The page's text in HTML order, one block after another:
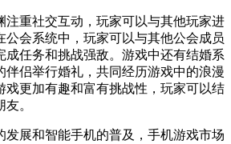
重社交互动，玩家可以与其他玩家进
公会系统中，玩家可以与其他公会成员
成任务和挑战强敌。游戏中还有结婚系
伴侣举行婚礼，共同经历游戏中的浪漫
戏更加有趣和富有挑战性，玩家可以结
。
展和智能手机的普及，手机游戏市场